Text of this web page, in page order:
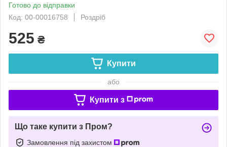
Готово до відправки
Код: 00-00016758
Роздріб
525 ₴
Купити
або
Купити з
Що таке купити з Пром?
Замовлення під захистом